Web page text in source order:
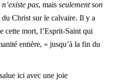
n’existe pas, mais seulement son
Christ sur le calvaire. Il y a
cette mort, l’Esprit-Saint qui
entière, « jusqu’à la fin du
ici avec une joie